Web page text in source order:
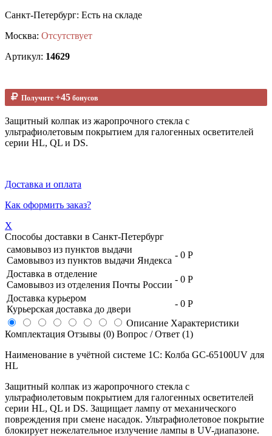
Санкт-Петербург: Есть на складе
Москва: Отсутствует
Артикул: 14629
Получите +45 бонусов
Защитный колпак из жаропрочного стекла с
ультрафиолетовым покрытием для галогенных осветителей
серии HL, QL и DS.
Доставка и оплата
Как оформить заказ?
X
Способы доставки в Санкт-Петербург
самовывоз из пунктов выдачи
Самовывоз из пунктов выдачи Яндекса
- 0 Р
Доставка в отделение
Самовывоз из отделения Почты России
- 0 Р
Доставка курьером
Курьерская доставка до двери
- 0 Р
Описание Характеристики
Комплектация Отзывы (0) Вопрос / Ответ (1)
Наименование в учётной системе 1С: Колба GC-65100UV для
HL
Защитный колпак из жаропрочного стекла с
ультрафиолетовым покрытием для галогенных осветителей
серии HL, QL и DS. Защищает лампу от механического
повреждения при смене насадок. Ультрафиолетовое покрытие
блокирует нежелательное излучение лампы в UV-диапазоне.